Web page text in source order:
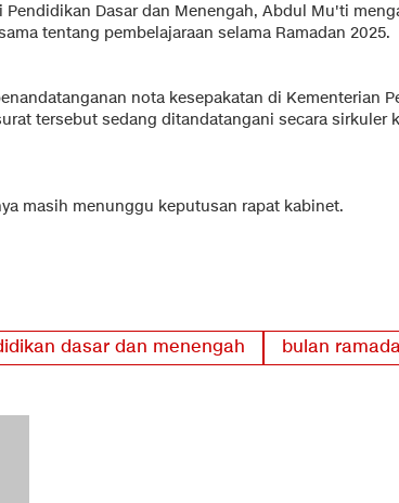
Pendidikan Dasar dan Menengah, Abdul Mu'ti
tentang pembelajaraan selama Ramadan 2025.
nota kesepakatan di Kementerian
tersebut sedang ditandatangani secara sirkuler
masih menunggu keputusan rapat kabinet.
dasar dan menengah bulan